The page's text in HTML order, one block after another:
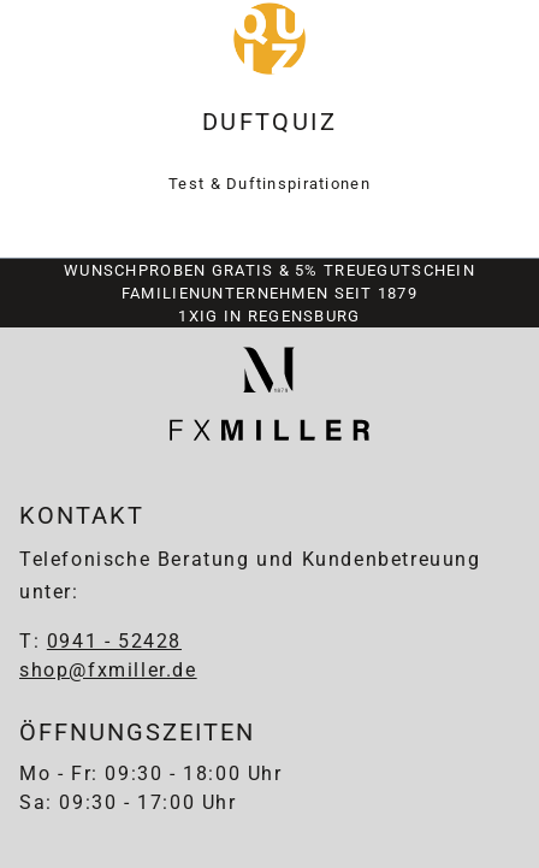
DUFTQUIZ
Test & Duftinspirationen
WUNSCHPROBEN GRATIS & 5% TREUEGUTSCHEIN
FAMILIENUNTERNEHMEN SEIT 1879
1XIG IN REGENSBURG
KONTAKT
Telefonische Beratung und Kundenbetreuung
unter:
T: 0941 - 52428
shop@fxmiller.de
ÖFFNUNGSZEITEN
Mo - Fr: 09:30 - 18:00 Uhr
Sa: 09:30 - 17:00 Uhr